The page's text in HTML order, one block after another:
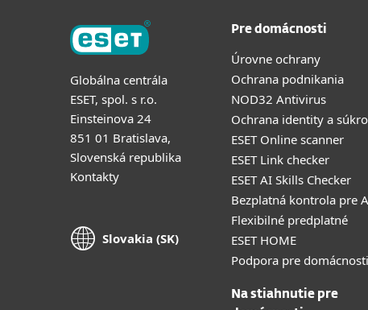
Globálna centrála
ESET, spol. s r.o.
Einsteinova 24
851 01 Bratislava,
Slovenská republika
Kontakty
Slovakia (SK)
Pre domácnosti
Úrovne ochrany
Ochrana podnikania
NOD32 Antivirus
Ochrana identity a
ESET Online scanner
ESET Link checker
ESET AI Skills Checker
Bezplatná kontrola pre
Flexibilné predplatné
ESET HOME
Podpora pre domácnosti
Na stiahnutie pre